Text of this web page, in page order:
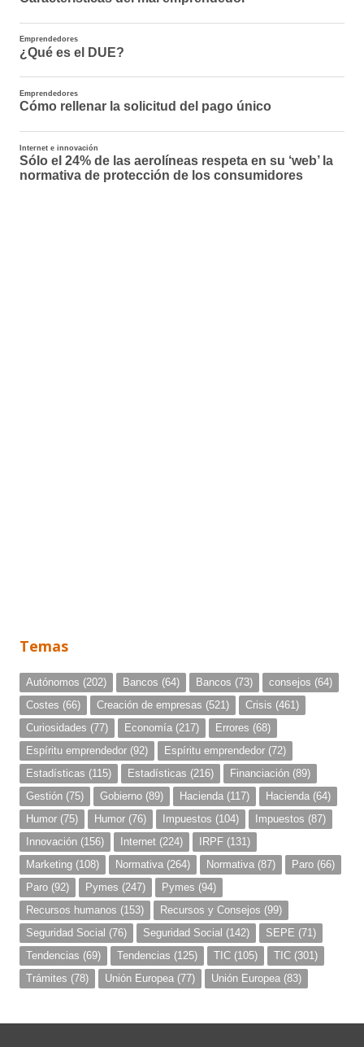
Temas
Autónomos (202) Bancos (64) Bancos (73) consejos (64)
Costes (66) Creación de empresas (521) Crisis (461)
Curiosidades (77) Economía (217) Errores (68)
Espíritu emprendedor (92) Espíritu emprendedor (72)
Estadísticas (115) Estadísticas (216) Financiación (89)
Gestión (75) Gobierno (89) Hacienda (117) Hacienda (64)
Humor (75) Humor (76) Impuestos (104) Impuestos (87)
Innovación (156) Internet (224) IRPF (131)
Marketing (108) Normativa (264) Normativa (87) Paro (66)
Paro (92) Pymes (247) Pymes (94)
Recursos humanos (153) Recursos y Consejos (99)
Seguridad Social (76) Seguridad Social (142) SEPE (71)
Tendencias (69) Tendencias (125) TIC (105) TIC (301)
Trámites (78) Unión Europea (77) Unión Europea (83)